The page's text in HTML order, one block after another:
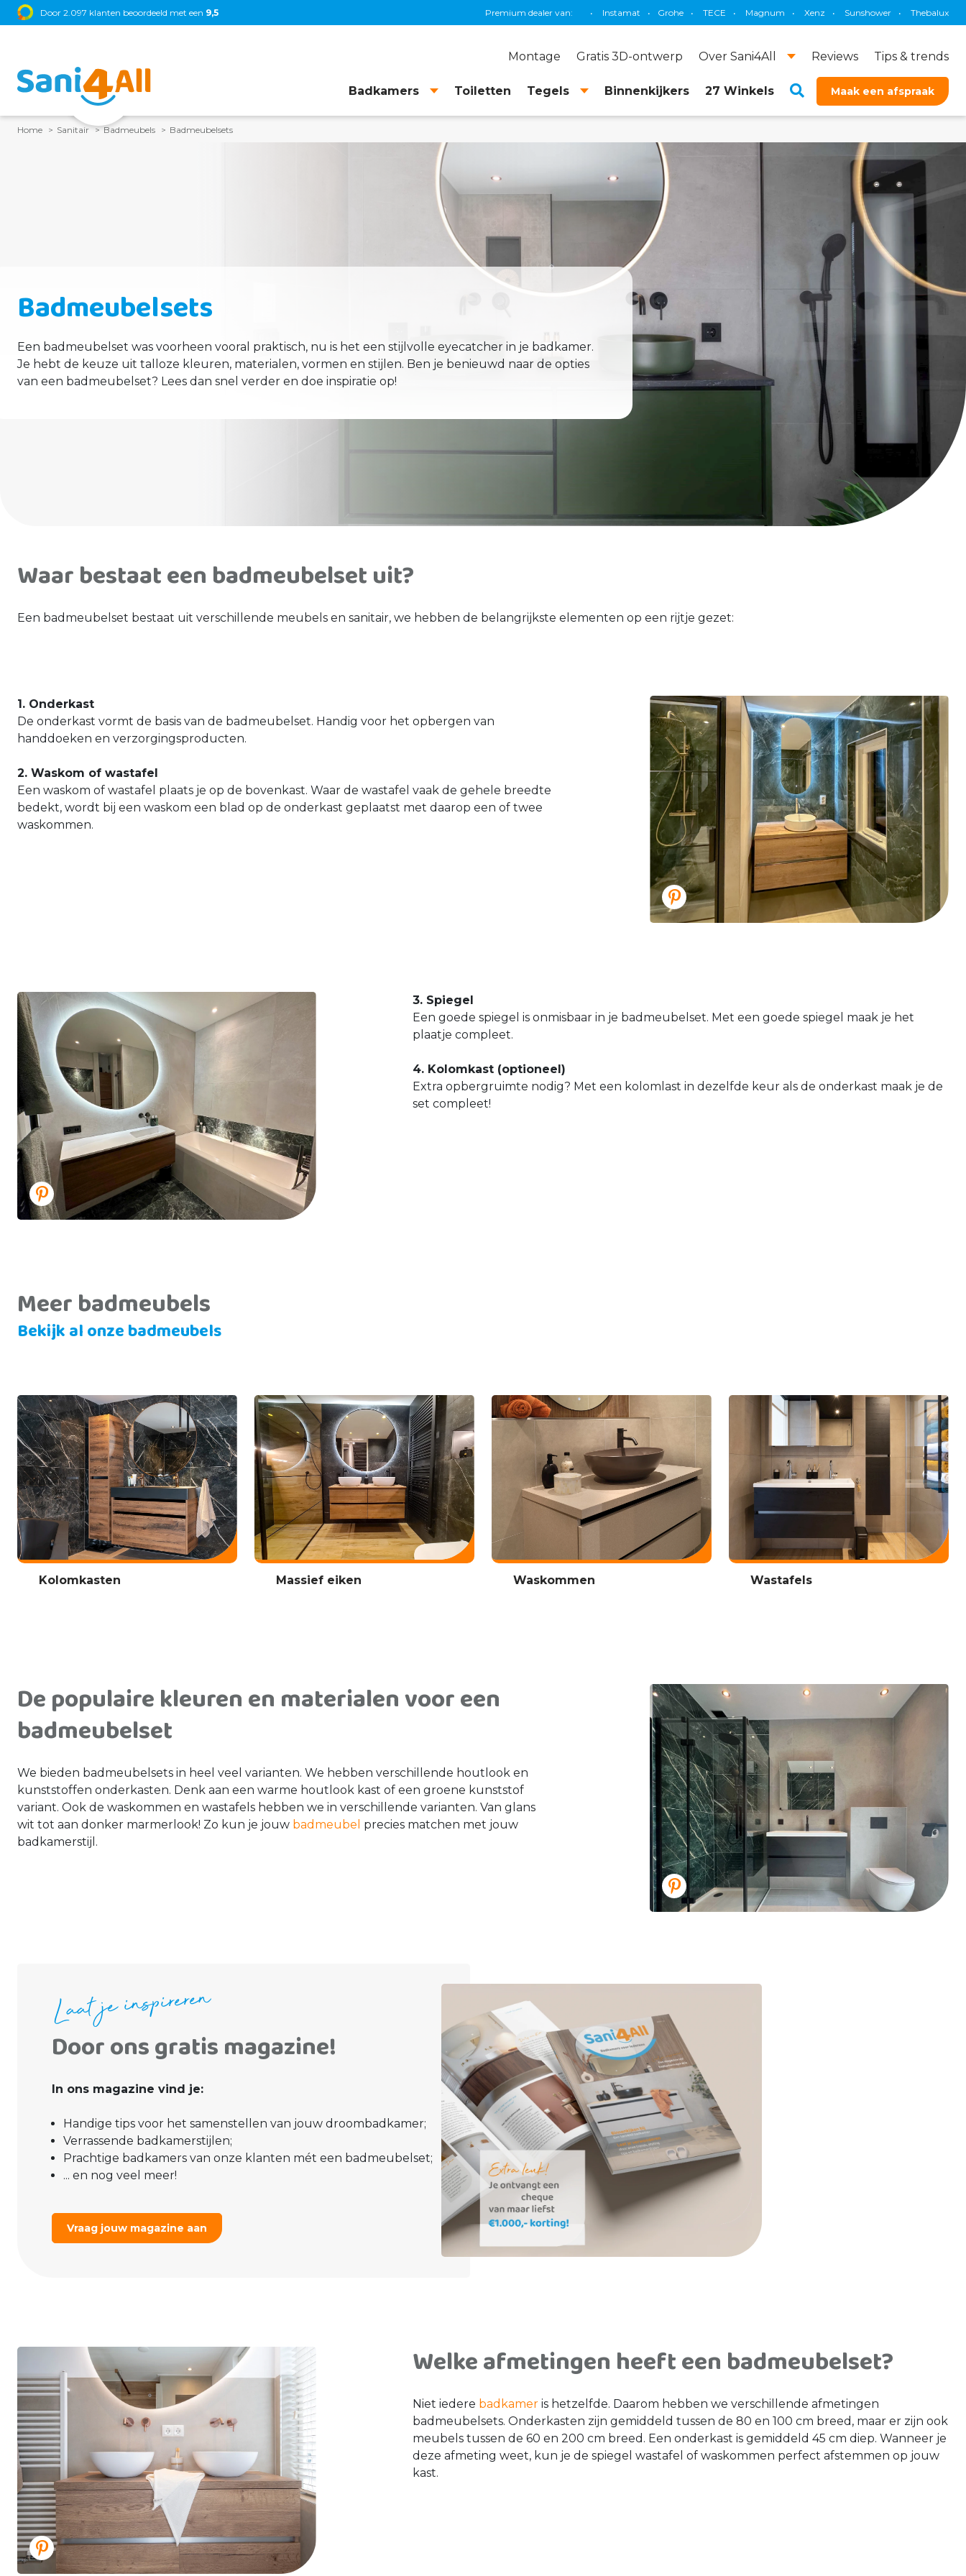
Door 2.097 klanten beoordeeld met een 9,5 Premium dealer van:Grohe • TECE • Magnum • Xenz • Sunshower • Thebalux • Brauer •
Montage Gratis 3D-ontwerp Over Sani4All Reviews Tips & trends
Badkamers Toiletten Tegels Binnenkijkers 27 Winkels Maak een afspraak
Home Sanitair Badmeubels Badmeubelsets
Badmeubelsets
Een badmeubelset was voorheen vooral praktisch, nu is het een stijlvolle eyecatcher in je badkamer.
Je hebt de keuze uit talloze kleuren, materialen, vormen en stijlen. Ben je benieuwd naar de opties
van een badmeubelset? Lees dan snel verder en doe inspiratie op!
Waar bestaat een badmeubelset uit?
Een badmeubelset bestaat uit verschillende meubels en sanitair, we hebben de belangrijkste elementen op een rijtje gezet:
1. Onderkast
De onderkast vormt de basis van de badmeubelset. Handig voor het opbergen van
handdoeken en verzorgingsproducten.
2. Waskom of wastafel
Een waskom of wastafel plaats je op de bovenkast. Waar de wastafel vaak de gehele breedte
bedekt, wordt bij een waskom een blad op de onderkast geplaatst met daarop een of twee
waskommen.
3. Spiegel
Een goede spiegel is onmisbaar in je badmeubelset. Met een goede spiegel maak je het
plaatje compleet.
4. Kolomkast (optioneel)
Extra opbergruimte nodig? Met een kolomlast in dezelfde keur als de onderkast maak je de
set compleet!
Meer badmeubels
Bekijk al onze badmeubels
Kolomkasten Massief eiken Waskommen Wastafels
De populaire kleuren en materialen voor een
badmeubelset
We bieden badmeubelsets in heel veel varianten. We hebben verschillende houtlook en
kunststoffen onderkasten. Denk aan een warme houtlook kast of een groene kunststof
variant. Ook de waskommen en wastafels hebben we in verschillende varianten. Van glans
wit tot aan donker marmerlook! Zo kun je jouw badmeubel precies matchen met jouw
badkamerstijl.
Laat je inspireren
Door ons gratis magazine!
In ons magazine vind je:
Handige tips voor het samenstellen van jouw droombadkamer;
Verrassende badkamerstijlen;
Prachtige badkamers van onze klanten mét een badmeubelset;
... en nog veel meer!
Vraag jouw magazine aan
Welke afmetingen heeft een badmeubelset?
Niet iedere badkamer is hetzelfde. Daarom hebben we verschillende afmetingen
badmeubelsets. Onderkasten zijn gemiddeld tussen de 80 en 100 cm breed, maar er zijn ook
meubels tussen de 60 en 200 cm breed. Een onderkast is gemiddeld 45 cm diep. Wanneer je
deze afmeting weet, kun je de spiegel wastafel of waskommen perfect afstemmen op jouw
kast.